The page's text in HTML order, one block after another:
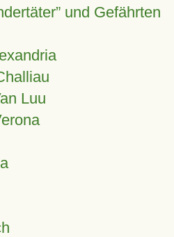
und Gefährten
Luu